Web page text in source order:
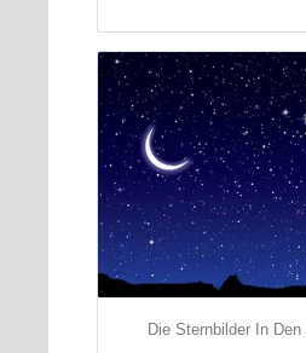
Die Sternbilder In